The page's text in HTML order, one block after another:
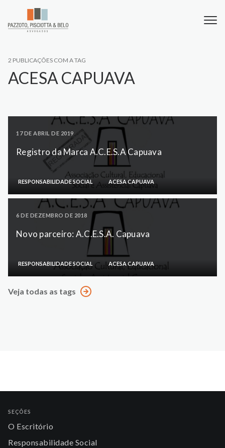
2 PUBLICAÇÕES COM A TAG
ACESA CAPUAVA
17 DE ABRIL DE 2019
Registro da Marca A.C.E.S.A Capuava
RESPONSABILIDADE SOCIAL ACESA CAPUAVA
6 DE DEZEMBRO DE 2018
Novo parceiro: A.C.E.S.A. Capuava
RESPONSABILIDADE SOCIAL ACESA CAPUAVA
Veja todas as tags
SEÇÕES
O Escritório
Responsabilidade Social